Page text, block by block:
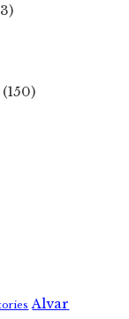
(150)
Alvar